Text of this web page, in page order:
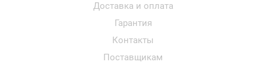
Доставка и оплата
Гарантия
Контакты
Поставщикам